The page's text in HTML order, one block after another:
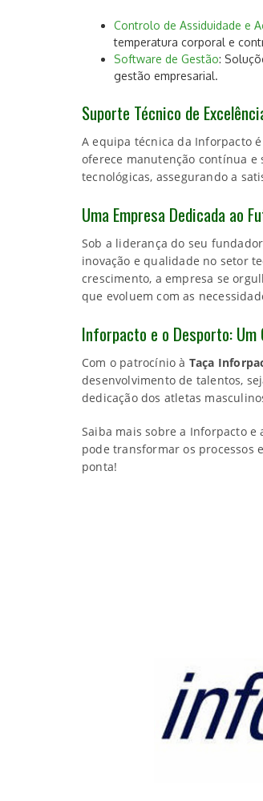
Controlo de Assiduidade e
temperatura corporal e
Software de Gestão:
gestão empresarial.
Suporte Técnico de
A equipa técnica da Inforpacto
oferece manutenção contínua e
tecnológicas, assegurando a
Uma Empresa Dedicada ao
Sob a liderança do seu
inovação e qualidade no setor
crescimento, a empresa se
que evoluem com as
Inforpacto e o Desporto: Um
Com o patrocínio à Taça
desenvolvimento de talentos,
dedicação dos atletas
Saiba mais sobre a Inforpacto e
pode transformar os processos
ponta!